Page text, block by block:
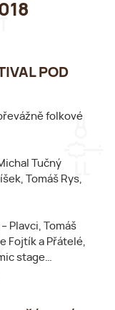
POD
folkové
Tučný
Tomáš Rys,
Plavci, Tomáš
Fojtík a Přátelé,
stage…